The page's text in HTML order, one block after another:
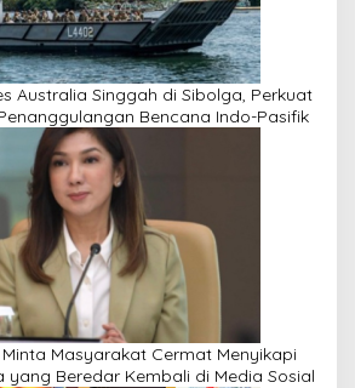
Australia Singgah di Sibolga, Perkuat
Bencana Indo-Pasifik
Masyarakat Cermat Menyikapi
yang Beredar Kembali di Media Sosial